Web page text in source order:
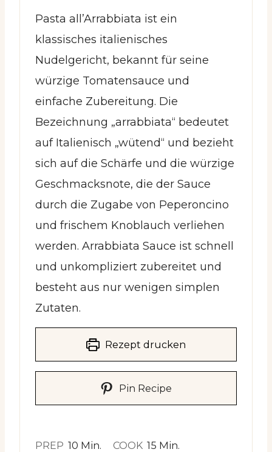
Pasta all’Arrabbiata ist ein
klassisches italienisches
Nudelgericht, bekannt für seine
würzige Tomatensauce und
einfache Zubereitung. Die
Bezeichnung „arrabbiata“ bedeutet
auf Italienisch „wütend“ und bezieht
sich auf die Schärfe und die würzige
Geschmacksnote, die der Sauce
durch die Zugabe von Peperoncino
und frischem Knoblauch verliehen
werden. Arrabbiata Sauce ist schnell
und unkompliziert zubereitet und
besteht aus nur wenigen simplen
Zutaten.
Rezept drucken
Pin Recipe
PREP 10 Minuten
Min. COOK 15 Minuten
Min.